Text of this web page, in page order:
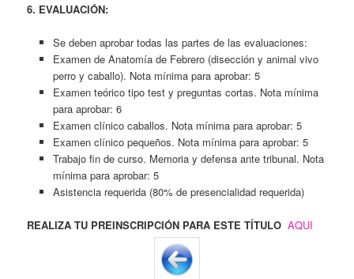
6. EVALUACIÓN:
Se deben aprobar todas las partes de las evaluaciones:
Examen de Anatomía de Febrero (disección y animal vivo
perro y caballo). Nota mínima para aprobar: 5
Examen teórico tipo test y preguntas cortas. Nota mínima
para aprobar: 6
Examen clínico caballos. Nota mínima para aprobar: 5
Examen clínico pequeños. Nota mínima para aprobar: 5
Trabajo fin de curso. Memoria y defensa ante tribunal. Nota
mínima para aprobar: 5
Asistencia requerida (80% de presencialidad requerida)
REALIZA TU PREINSCRIPCIÓN PARA ESTE TÍTULO AQUI